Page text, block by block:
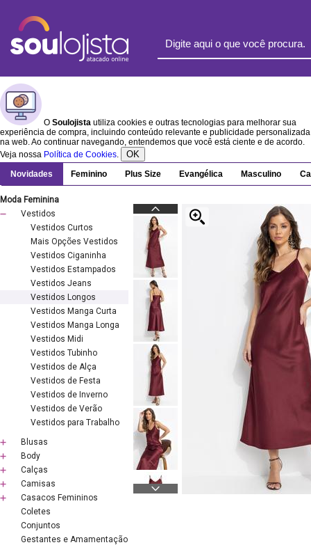
O Soulojista utiliza cookies e outras tecnologias para melhorar sua
experiência de compra, incluindo conteúdo relevante e publicidade personalizada
na web. Ao continuar navegando, entendemos que você está ciente e de acordo.
Veja nossa Política de Cookies. OK
Novidades Feminino Plus Size Evangélica Masculino
Moda Feminina
Vestidos
Vestidos Curtos
Mais Opções Vestidos
Vestidos Ciganinha
Vestidos Estampados
Vestidos Jeans
Vestidos Longos
Vestidos Manga Curta
Vestidos Manga Longa
Vestidos Midi
Vestidos Tubinho
Vestidos de Alça
Vestidos de Festa
Vestidos de Inverno
Vestidos de Verão
Vestidos para Trabalho
Blusas
Body
Calças
Camisas
Casacos Femininos
Coletes
Conjuntos
Gestantes e Amamentação